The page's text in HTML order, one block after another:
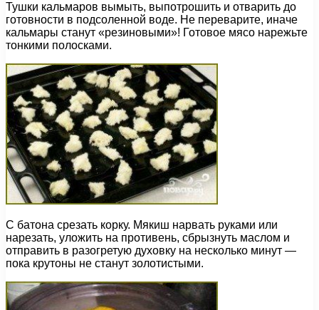
Тушки кальмаров вымыть, выпотрошить и отварить до
готовности в подсоленной воде. Не переварите, иначе
кальмары станут «резиновыми»! Готовое мясо нарежьте
тонкими полосками.
С батона срезать корку. Мякиш нарвать руками или
нарезать, уложить на противень, сбрызнуть маслом и
отправить в разогретую духовку на несколько минут —
пока крутоны не станут золотистыми.